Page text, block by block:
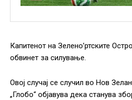
Капитенот на Зелено’ртските
обвинет за силување.
Овој случај се случил во Нов
„Глобо“ објавува дека станува